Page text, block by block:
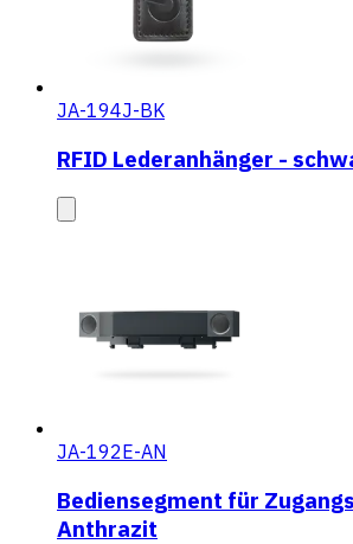
JA-194J-BK
RFID Lederanhänger -
JA-192E-AN
Bediensegment für
Anthrazit